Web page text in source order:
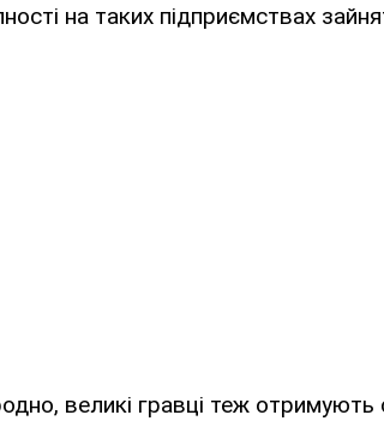
на таких підприємствах
великі гравці теж отримують